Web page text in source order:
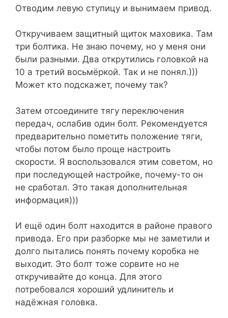
Отводим левую ступицу и вынимаем привод.
Откручиваем защитный щиток маховика. Там
три болтика. Не знаю почему, но у меня они
были разными. Два открутились головкой на
10 а третий восьмёркой. Так и не понял.)))
Может кто подскажет, почему так?
Затем отсоедините тягу переключения
передач, ослабив один болт. Рекомендуется
предварительно пометить положение тяги,
чтобы потом было проще настроить
скорости. Я воспользовался этим советом, но
при последующей настройке, почему-то он
не сработал. Это такая дополнительная
информация)))
И ещё один болт находится в районе правого
привода. Его при разборке мы не заметили и
долго пытались понять почему коробка не
выходит. Это болт тоже сорвите но не
откручивайте до конца. Для этого
потребовался хороший удлинитель и
надёжная головка.